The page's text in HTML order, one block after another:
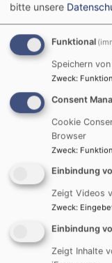
Reutti
uns vor
REUTTI -
bitte unsere
Funktional
Speichern
Zweck:
Consent
Cookie
Browser
Zweck:
Einbindung
Zeigt Videos
Zweck:
Einbindung
Zeigt Inhalte